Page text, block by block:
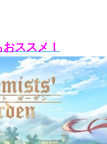
ススメ！